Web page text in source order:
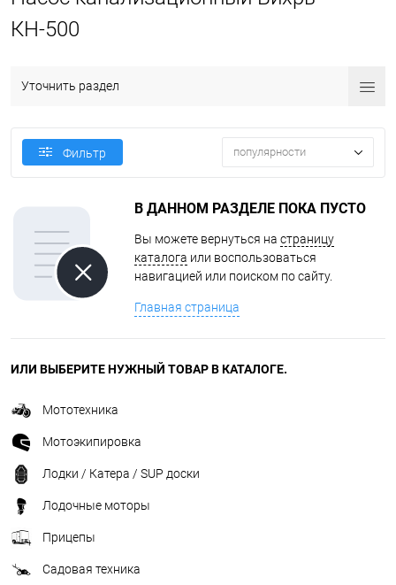
КН-500
Уточнить раздел
Фильтр популярности
В ДАННОМ РАЗДЕЛЕ ПОКА ПУСТО
Вы можете вернуться на страницу
каталога или воспользоваться
навигацией или поиском по сайту.
Главная страница
ИЛИ ВЫБЕРИТЕ НУЖНЫЙ ТОВАР В КАТАЛОГЕ.
Мототехника
Мотоэкипировка
Лодки / Катера / SUP доски
Лодочные моторы
Прицепы
Садовая техника